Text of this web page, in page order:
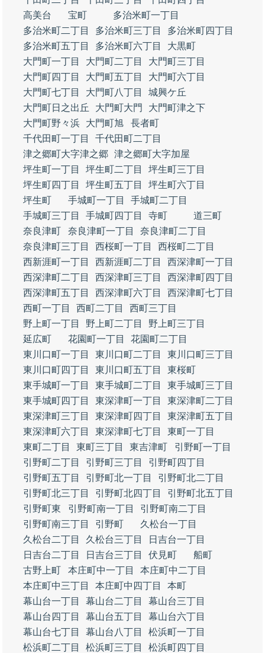
高美台
宝町
多治米町一丁目
多治米町二丁目
多治米町三丁目
多治米町四丁目
多治米町五丁目
多治米町六丁目
大黒町
大門町一丁目
大門町二丁目
大門町三丁目
大門町四丁目
大門町五丁目
大門町六丁目
大門町七丁目
大門町八丁目
城興ケ丘
大門町日之出丘
大門町大門
大門町津之下
大門町野々浜
大門町旭
長者町
千代田町一丁目
千代田町二丁目
津之郷町大字津之郷 津之郷町大字加屋
坪生町一丁目
坪生町二丁目
坪生町三丁目
坪生町四丁目
坪生町五丁目
坪生町六丁目
坪生町
手城町一丁目
手城町二丁目
手城町三丁目
手城町四丁目 寺町
道三町
奈良津町
奈良津町一丁目
奈良津町二丁目
奈良津町三丁目
西桜町一丁目
西桜町二丁目
西新涯町一丁目
西新涯町二丁目
西深津町一丁目
西深津町二丁目
西深津町三丁目
西深津町四丁目
西深津町五丁目
西深津町六丁目
西深津町七丁目
西町一丁目
西町二丁目
西町三丁目
野上町一丁目
野上町二丁目
野上町三丁目
延広町
花園町一丁目
花園町二丁目
東川口町一丁目
東川口町二丁目
東川口町三丁目
東川口町四丁目
東川口町五丁目
東桜町
東手城町一丁目
東手城町二丁目
東手城町三丁目
東手城町四丁目
東深津町一丁目
東深津町二丁目
東深津町三丁目
東深津町四丁目
東深津町五丁目
東深津町六丁目
東深津町七丁目
東町一丁目
東町二丁目
東町三丁目 東吉津町
引野町一丁目
引野町二丁目
引野町三丁目
引野町四丁目
引野町五丁目
引野町北一丁目
引野町北二丁目
引野町北三丁目
引野町北四丁目
引野町北五丁目
引野町東
引野町南一丁目
引野町南二丁目
引野町南三丁目
引野町
久松台一丁目
久松台二丁目
久松台三丁目
日吉台一丁目
日吉台二丁目
日吉台三丁目 伏見町
船町
古野上町
本庄町中一丁目
本庄町中二丁目
本庄町中三丁目
本庄町中四丁目
本町
幕山台一丁目
幕山台二丁目
幕山台三丁目
幕山台四丁目
幕山台五丁目
幕山台六丁目
幕山台七丁目
幕山台八丁目
松浜町一丁目
松浜町二丁目
松浜町三丁目
松浜町四丁目